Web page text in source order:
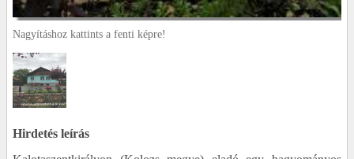
Nagyításhoz kattints a fenti képre!
Hirdetés leírás